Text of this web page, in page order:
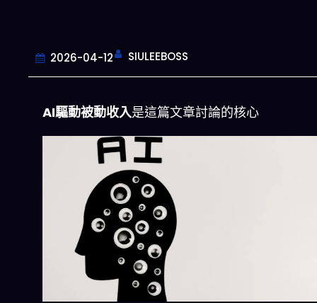
2026-04-12 SIULEEBOSS
AI驅動被動收入是這篇文章討論的核心